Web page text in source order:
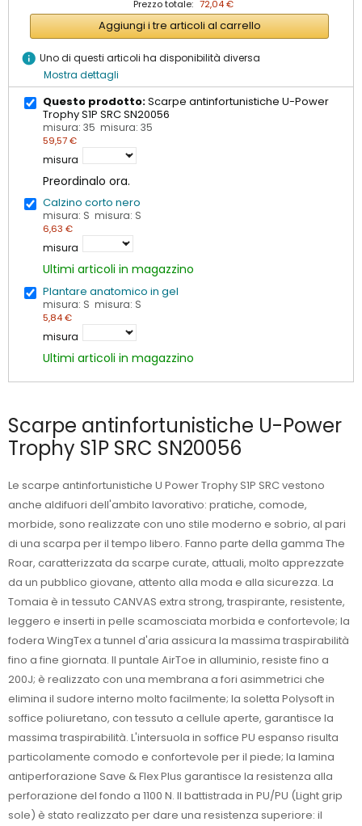
Prezzo totale: 72,04 €
Aggiungi i tre articoli al carrello
info Uno di questi articoli ha disponibilità diversa
Mostra dettagli
Questo prodotto:Scarpe antinfortunistiche U-Power
Trophy S1P SRC SN20056
misura: 35 misura: 35
59,57 €
misura
Preordinalo ora.
Calzino corto nero
misura: S misura: S
6,63 €
misura
Ultimi articoli in magazzino
Plantare anatomico in gel
misura: S misura: S
5,84 €
misura
Ultimi articoli in magazzino
Scarpe antinfortunistiche U-Power
Trophy S1P SRC SN20056
Le scarpe antinfortunistiche U Power Trophy S1P SRC vestono
anche aldifuori dell'ambito lavorativo: pratiche, comode,
morbide, sono realizzate con uno stile moderno e sobrio, al pari
di una scarpa per il tempo libero. Fanno parte della gamma The
Roar, caratterizzata da scarpe curate, attuali, molto apprezzate
da un pubblico giovane, attento alla moda e alla sicurezza. La
Tomaia è in tessuto CANVAS extra strong, traspirante, resistente,
leggero e inserti in pelle scamosciata morbida e confortevole; la
fodera WingTex a tunnel d'aria assicura la massima traspirabilità
fino a fine giornata. Il puntale AirToe in alluminio, resiste fino a
200J; è realizzato con una membrana a fori asimmetrici che
elimina il sudore interno molto facilmente; la soletta Polysoft in
soffice poliuretano, con tessuto a cellule aperte, garantisce la
massima traspirabilità. L'intersuola in soffice PU espanso risulta
particolamente comodo e confortevole per il piede; la lamina
antiperforazione Save & Flex Plus garantisce la resistenza alla
perforazione del fondo a 1100 N. Il battistrada in PU/PU (Light grip
sole) è stato realizzato per dare una resistenza superiore: il